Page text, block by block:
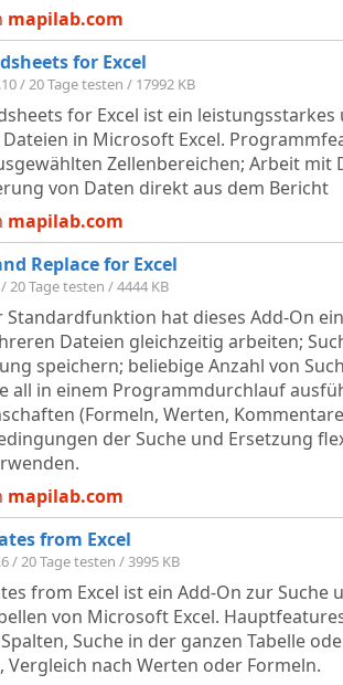
mapilab.com
for Excel
/ 20 Tage testen / 17992 KB
for Excel ist ein
in Microsoft Excel.
Zellenbereichen; Arbeit mit
von Daten direkt aus dem Bericht
mapilab.com
Replace for Excel
20 Tage testen / 4444 KB
Standardfunktion hat dieses Add-On
Dateien gleichzeitig arbeiten;
speichern; beliebige Anzahl von
all in einem Programmdurchlauf
(Formeln, Werten,
der Suche und Ersetzung
mapilab.com
from Excel
/ 20 Tage testen / 3995 KB
from Excel ist ein Add-On zur
von Microsoft Excel.
Suche in der ganzen Tabelle
Vergleich nach Werten oder Formeln.